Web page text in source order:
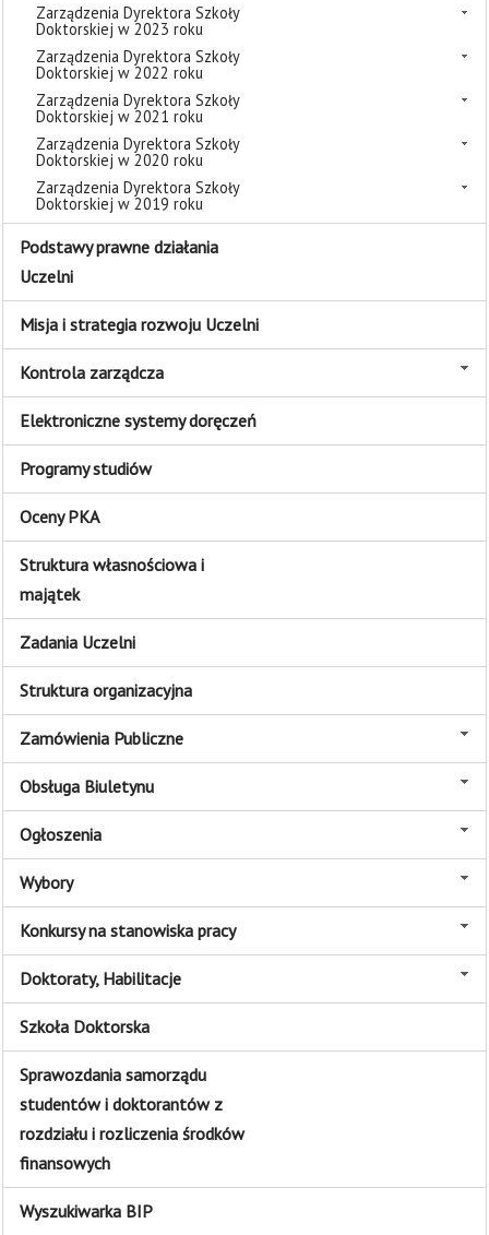
Zarządzenia Dyrektora Szkoły
Doktorskiej w 2023 roku
Zarządzenia Dyrektora Szkoły
Doktorskiej w 2022 roku
Zarządzenia Dyrektora Szkoły
Doktorskiej w 2021 roku
Zarządzenia Dyrektora Szkoły
Doktorskiej w 2020 roku
Zarządzenia Dyrektora Szkoły
Doktorskiej w 2019 roku
Podstawy prawne działania
Uczelni
Misja i strategia rozwoju Uczelni
Kontrola zarządcza
Elektroniczne systemy doręczeń
Programy studiów
Oceny PKA
Struktura własnościowa i
majątek
Zadania Uczelni
Struktura organizacyjna
Zamówienia Publiczne
Obsługa Biuletynu
Ogłoszenia
Wybory
Konkursy na stanowiska pracy
Doktoraty, Habilitacje
Szkoła Doktorska
Sprawozdania samorządu
studentów i doktorantów z
rozdziału i rozliczenia środków
finansowych
Wyszukiwarka BIP